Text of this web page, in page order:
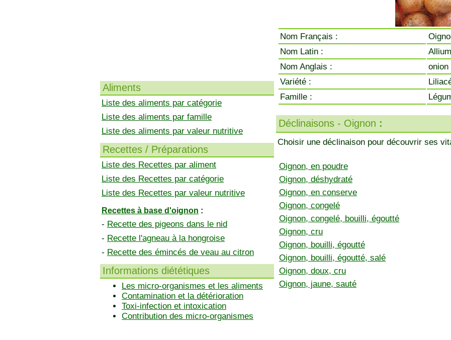
Aliments
Liste des aliments par catégorie
Liste des aliments par famille
Liste des aliments par valeur nutritive
Recettes / Préparations
Liste des Recettes par aliment
Liste des Recettes par catégorie
Liste des Recettes par valeur nutritive
Recettes à base d'oignon :
- Recette des pigeons dans le nid
- Recette l'agneau à la hongroise
- Recette des émincés de veau au citron
Informations diététiques
Les micro-organismes et les aliments
Contamination et la détérioration
Toxi-infection et intoxication
Contribution des micro-organismes
Nom Français :
Nom Latin :
Nom Anglais :
onion
Variété :
Famille :
Déclinaisons - Oignon :
Choisir une déclinaison pour découvrir ses
Oignon, en poudre
Oignon, déshydraté
Oignon, en conserve
Oignon, congelé
Oignon, congelé, bouilli, égoutté
Oignon, cru
Oignon, bouilli, égoutté
Oignon, bouilli, égoutté, salé
Oignon, doux, cru
Oignon, jaune, sauté